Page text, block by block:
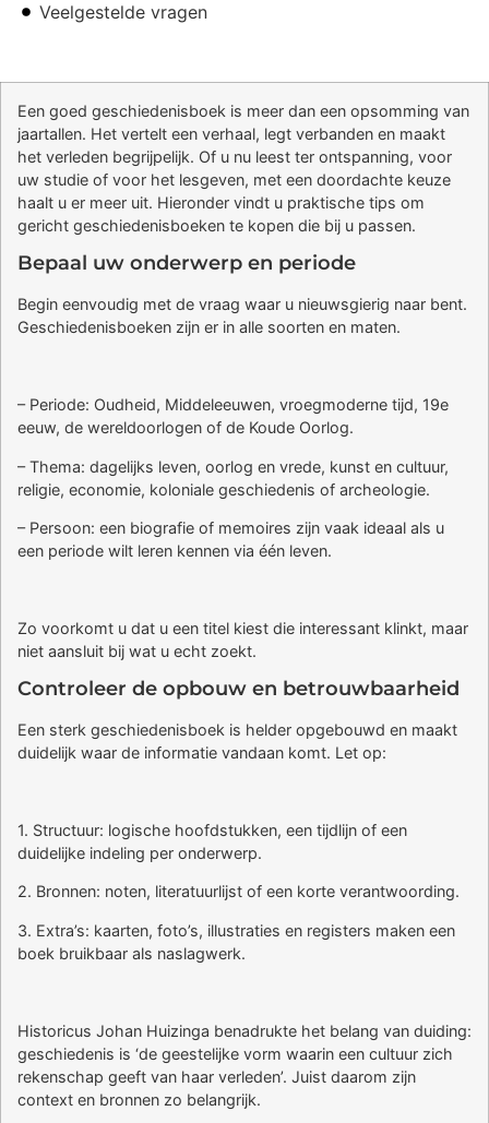
Veelgestelde vragen
Een goed geschiedenisboek is meer dan een opsomming van
jaartallen. Het vertelt een verhaal, legt verbanden en maakt
het verleden begrijpelijk. Of u nu leest ter ontspanning, voor
uw studie of voor het lesgeven, met een doordachte keuze
haalt u er meer uit. Hieronder vindt u praktische tips om
gericht geschiedenisboeken te kopen die bij u passen.
Bepaal uw onderwerp en periode
Begin eenvoudig met de vraag waar u nieuwsgierig naar bent.
Geschiedenisboeken zijn er in alle soorten en maten.
– Periode: Oudheid, Middeleeuwen, vroegmoderne tijd, 19e
eeuw, de wereldoorlogen of de Koude Oorlog.
– Thema: dagelijks leven, oorlog en vrede, kunst en cultuur,
religie, economie, koloniale geschiedenis of archeologie.
– Persoon: een biografie of memoires zijn vaak ideaal als u
een periode wilt leren kennen via één leven.
Zo voorkomt u dat u een titel kiest die interessant klinkt, maar
niet aansluit bij wat u echt zoekt.
Controleer de opbouw en betrouwbaarheid
Een sterk geschiedenisboek is helder opgebouwd en maakt
duidelijk waar de informatie vandaan komt. Let op:
1. Structuur: logische hoofdstukken, een tijdlijn of een
duidelijke indeling per onderwerp.
2. Bronnen: noten, literatuurlijst of een korte verantwoording.
3. Extra’s: kaarten, foto’s, illustraties en registers maken een
boek bruikbaar als naslagwerk.
Historicus Johan Huizinga benadrukte het belang van duiding:
geschiedenis is ‘de geestelijke vorm waarin een cultuur zich
rekenschap geeft van haar verleden’. Juist daarom zijn
context en bronnen zo belangrijk.